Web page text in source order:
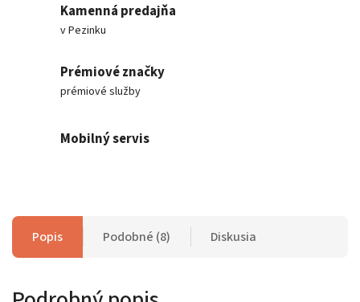
Kamenná predajňa
v Pezinku
Prémiové značky
prémiové služby
Mobilný servis
Popis Podobné (8) Diskusia